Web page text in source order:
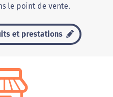
le point de vente.
et prestations